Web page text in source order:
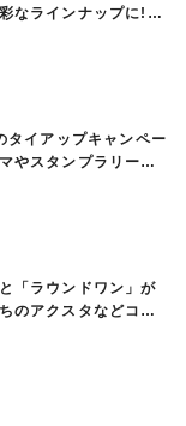
なラインナップに!!
タイアップキャンペー
やスタンプラリー、
「ラウンドワン」が
のアクスタなどコラ